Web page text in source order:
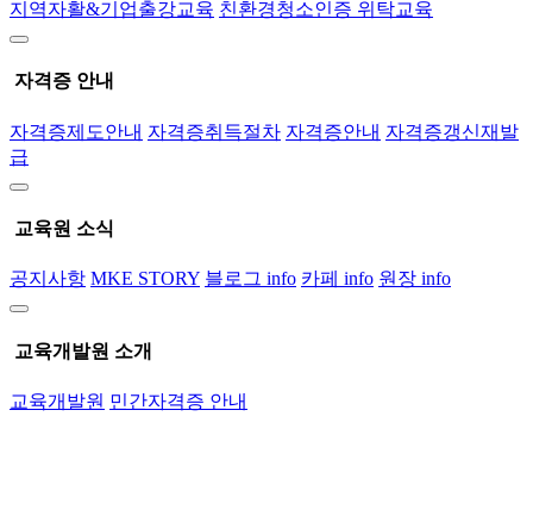
지역자활&기업출강교육 친환경청소인증 위탁교육
자격증 안내
자격증제도안내 자격증취득절차 자격증안내 자격증갱신재발
급
교육원 소식
공지사항 MKE STORY 블로그 info 카페 info 원장 info
교육개발원 소개
교육개발원 민간자격증 안내